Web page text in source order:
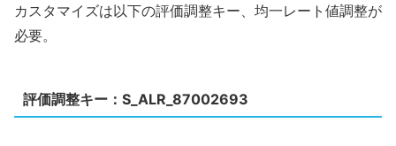
カスタマイズは以下の評価調整キー、均一レート値調整が
必要。
評価調整キー：S_ALR_87002693